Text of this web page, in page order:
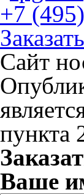
+7
Сайт
пункта
Ваше